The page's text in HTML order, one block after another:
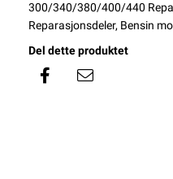
300/340/380/400/440
Reparasjonsdeler, Bensin
Del dette produktet